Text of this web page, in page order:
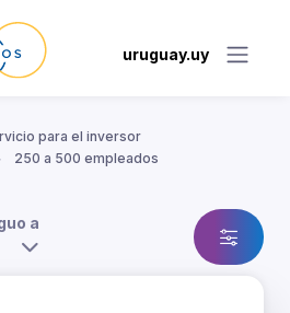
uruguay.uy
para el inversor
250 a 500 empleados
a